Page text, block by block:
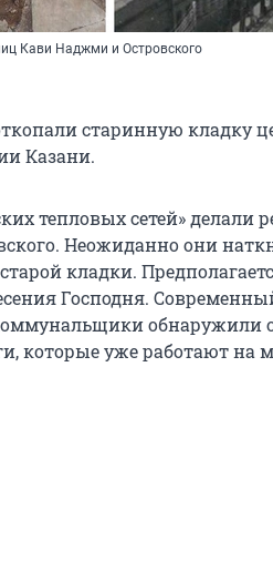
Кави Наджми и Островского
старинную кладку
Казани.
тепловых сетей» делали
Неожиданно они
кладки.
Господня.
обнаружили
которые уже работают на